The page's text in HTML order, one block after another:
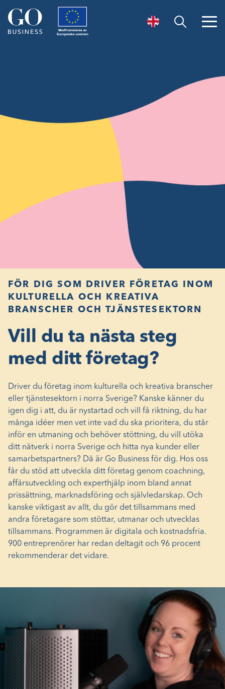
Öppna sök
FÖR DIG SOM DRIVER FÖRETAG INOM
KULTURELLA OCH KREATIVA
BRANSCHER OCH TJÄNSTESEKTORN
Vill du ta nästa steg
med ditt företag?
Driver du företag inom kulturella och kreativa branscher
eller tjänstesektorn i norra Sverige? Kanske känner du
igen dig i att, du är nystartad och vill få riktning, du har
många idéer men vet inte vad du ska prioritera, du står
inför en utmaning och behöver stöttning, du vill utöka
ditt nätverk i norra Sverige och hitta nya kunder eller
samarbetspartners? Då är Go Business för dig. Hos oss
får du stöd att utveckla ditt företag genom coachning,
affärsutveckling och experthjälp inom bland annat
prissättning, marknadsföring och självledarskap. Och
kanske viktigast av allt, du gör det tillsammans med
andra företagare som stöttar, utmanar och utvecklas
tillsammans. Programmen är digitala och kostnadsfria.
900 entreprenörer har redan deltagit och 96 procent
rekommenderar det vidare.